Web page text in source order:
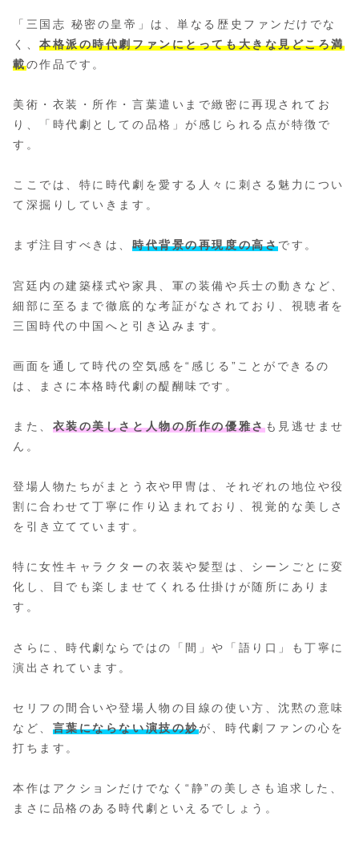
「三国志 秘密の皇帝」は、単なる歴史ファンだけでな
く、本格派の時代劇ファンにとっても大きな見どころ満
載の作品です。
美術・衣装・所作・言葉遣いまで緻密に再現されてお
り、「時代劇としての品格」が感じられる点が特徴で
す。
ここでは、特に時代劇を愛する人々に刺さる魅力につい
て深掘りしていきます。
まず注目すべきは、時代背景の再現度の高さです。
宮廷内の建築様式や家具、軍の装備や兵士の動きなど、
細部に至るまで徹底的な考証がなされており、視聴者を
三国時代の中国へと引き込みます。
画面を通して時代の空気感を“感じる”ことができるの
は、まさに本格時代劇の醍醐味です。
また、 衣装の美しさと人物の所作の優雅さも見逃せませ
ん。
登場人物たちがまとう衣や甲冑は、それぞれの地位や役
割に合わせて丁寧に作り込まれており、視覚的な美しさ
を引き立てています。
特に女性キャラクターの衣装や髪型は、シーンごとに変
化し、目でも楽しませてくれる仕掛けが随所にありま
す。
さらに、時代劇ならではの「間」や「語り口」も丁寧に
演出されています。
セリフの間合いや登場人物の目線の使い方、沈黙の意味
など、 言葉にならない演技の妙が、時代劇ファンの心を
打ちます。
本作はアクションだけでなく“静”の美しさも追求した、
まさに品格のある時代劇といえるでしょう。